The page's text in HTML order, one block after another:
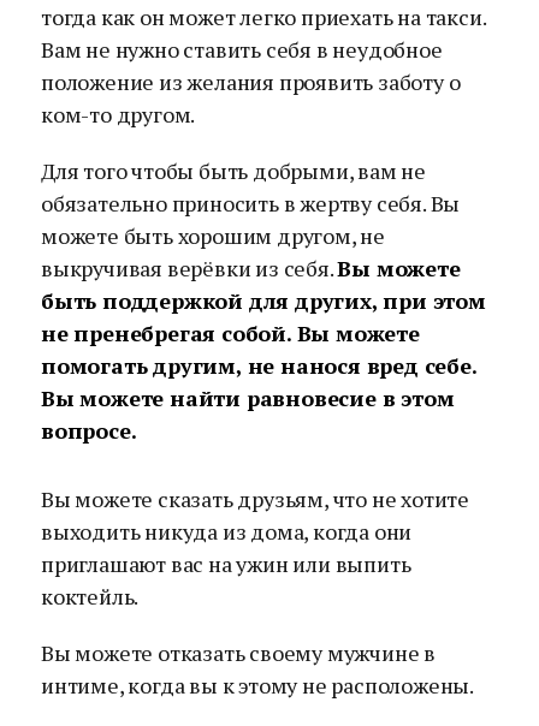
тогда как он может легко приехать на такси.
Вам не нужно ставить себя в неудобное
положение из желания проявить заботу о
ком-то другом.
Для того чтобы быть добрыми, вам не
обязательно приносить в жертву себя. Вы
можете быть хорошим другом, не
выкручивая верёвки из себя.Вы можете
быть поддержкой для других, при этом
не пренебрегая собой. Вы можете
помогать другим, не нанося вред себе.
Вы можете найти равновесие в этом
вопросе.
Вы можете сказать друзьям, что не хотите
выходить никуда из дома, когда они
приглашают вас на ужин или выпить
коктейль.
Вы можете отказать своему мужчине в
интиме, когда вы к этому не расположены.